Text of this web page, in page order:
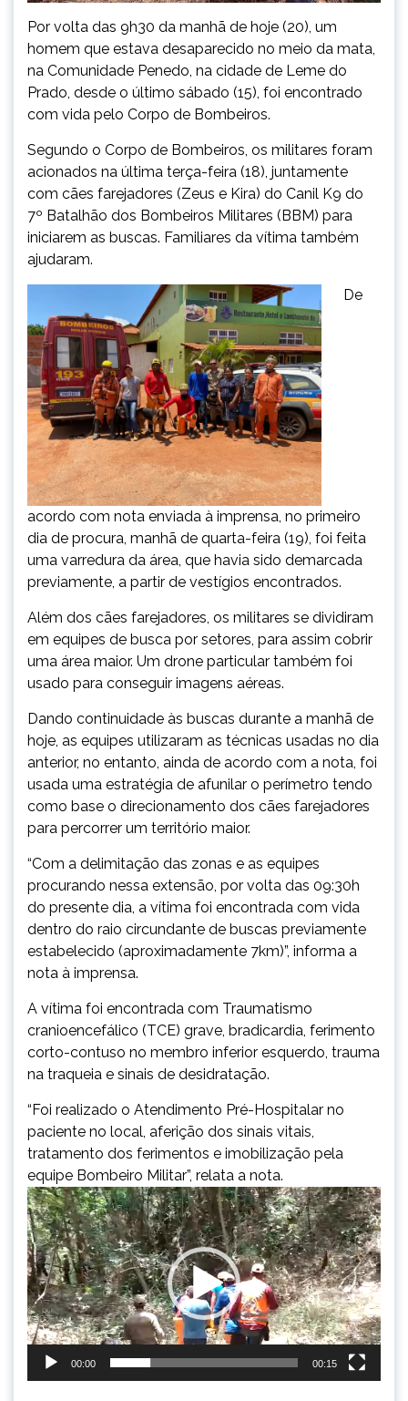
Por volta das 9h30 da manhã de hoje (20), um
homem que estava desaparecido no meio da mata,
na Comunidade Penedo, na cidade de Leme do
Prado, desde o último sábado (15), foi encontrado
com vida pelo Corpo de Bombeiros.
Segundo o Corpo de Bombeiros, os militares foram
acionados na última terça-feira (18), juntamente
com cães farejadores (Zeus e Kira) do Canil K9 do
7º Batalhão dos Bombeiros Militares (BBM) para
iniciarem as buscas. Familiares da vítima também
ajudaram.
De
acordo com nota enviada à imprensa, no primeiro
dia de procura, manhã de quarta-feira (19), foi feita
uma varredura da área, que havia sido demarcada
previamente, a partir de vestígios encontrados.
Além dos cães farejadores, os militares se dividiram
em equipes de busca por setores, para assim cobrir
uma área maior. Um drone particular também foi
usado para conseguir imagens aéreas.
Dando continuidade às buscas durante a manhã de
hoje, as equipes utilizaram as técnicas usadas no dia
anterior, no entanto, ainda de acordo com a nota, foi
usada uma estratégia de afunilar o perímetro tendo
como base o direcionamento dos cães farejadores
para percorrer um território maior.
“Com a delimitação das zonas e as equipes
procurando nessa extensão, por volta das 09:30h
do presente dia, a vítima foi encontrada com vida
dentro do raio circundante de buscas previamente
estabelecido (aproximadamente 7km)”, informa a
nota à imprensa.
A vítima foi encontrada com Traumatismo
cranioencefálico (TCE) grave, bradicardia, ferimento
corto-contuso no membro inferior esquerdo, trauma
na traqueia e sinais de desidratação.
“Foi realizado o Atendimento Pré-Hospitalar no
paciente no local, aferição dos sinais vitais,
tratamento dos ferimentos e imobilização pela
equipe Bombeiro Militar”, relata a nota.
Tocador
de
vídeo
00:00 00:15